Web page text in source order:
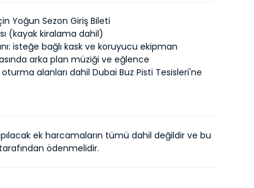
Yoğun Sezon Giriş Bileti
(kayak kiralama dahil)
isteğe bağlı kask ve koruyucu ekipman
arka plan müziği ve eğlence
alanları dahil Dubai Buz Pisti Tesisleri'ne
ek harcamaların tümü dahil değildir ve bu
ödenmelidir.